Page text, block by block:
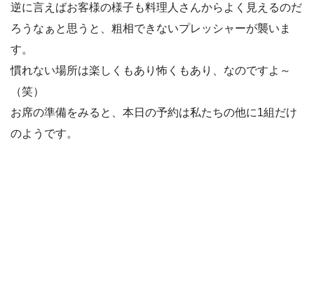
逆に言えばお客様の様子も料理人さんからよく見えるのだ
ろうなぁと思うと、粗相できないプレッシャーが襲いま
す。
慣れない場所は楽しくもあり怖くもあり、なのですよ～
（笑）
お席の準備をみると、本日の予約は私たちの他に1組だけ
のようです。